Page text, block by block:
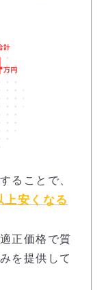
ることで、
上安くなる
正価格で質
を提供して